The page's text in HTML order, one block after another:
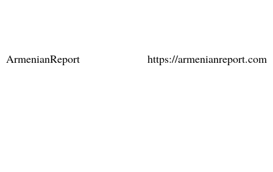
ArmenianReport https://armenianreport.com